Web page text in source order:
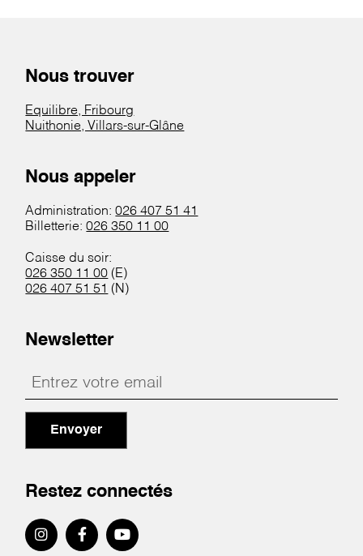
Nous trouver
Equilibre, Fribourg
Nuithonie, Villars-sur-Glâne
Nous appeler
Administration:026 407 51 41
Billetterie:026 350 11 00
Caisse du soir:
026 350 11 00 (E)
026 407 51 51 (N)
Newsletter
Envoyer
Restez connectés